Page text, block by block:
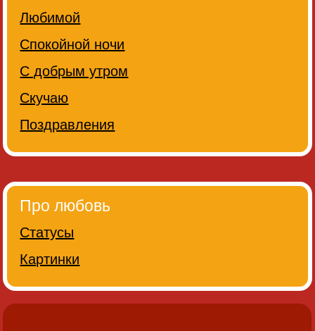
Любимой
Спокойной ночи
С добрым утром
Скучаю
Поздравления
Про любовь
Статусы
Картинки